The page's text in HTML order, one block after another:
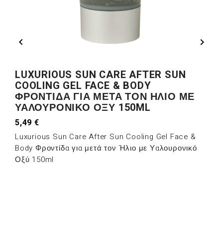
 
LUXURIOUS SUN CARE AFTER SUN
COOLING GEL FACE & BODY
ΦΡΟΝΤΊΔΑ ΓΙΑ ΜΕΤΆ ΤΟΝ ΉΛΙΟ ΜΕ
ΥΑΛΟΥΡΟΝΙΚΌ ΟΞΎ 150ML
5,49 €
Luxurious Sun Care After Sun Cooling Gel Face &
Body Φροντίδα για μετά τον Ήλιο με Υαλουρονικό
Οξύ 150ml